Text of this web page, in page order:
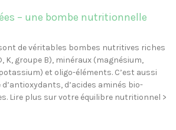
– une bombe nutritionnelle
de véritables bombes nutritives riches
K, groupe B), minéraux (magnésium,
et oligo-éléments. C’est aussi
d’acides aminés bio-
Lire plus sur votre équilibre nutritionnel >